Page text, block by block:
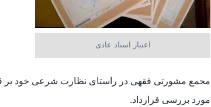
اعتبار اسناد عادی
مورد بررسی قرارداد.